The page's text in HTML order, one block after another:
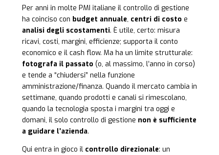
Per anni in molte PMI italiane il controllo di gestione
ha coinciso con budget annuale, centri di costo e
analisi degli scostamenti. È utile, certo: misura
ricavi, costi, margini, efficienze; supporta il conto
economico e il cash flow. Ma ha un limite strutturale:
fotografa il passato (o, al massimo, l’anno in corso)
e tende a “chiudersi” nella funzione
amministrazione/finanza. Quando il mercato cambia in
settimane, quando prodotti e canali si rimescolano,
quando la tecnologia sposta i margini tra oggi e
domani, il solo controllo di gestione non è sufficiente
a guidare l’azienda.
Qui entra in gioco il controllo direzionale: un